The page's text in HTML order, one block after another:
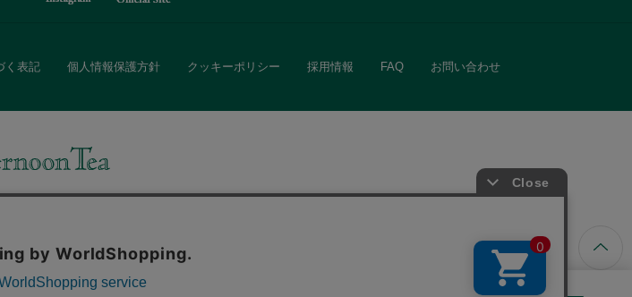
く表記 個人情報保護方針 クッキーポリシー 採用情報 FAQ お問い合わせ
ぴったりの豊富な商品がラインナップ。
ービスもご提供しています。